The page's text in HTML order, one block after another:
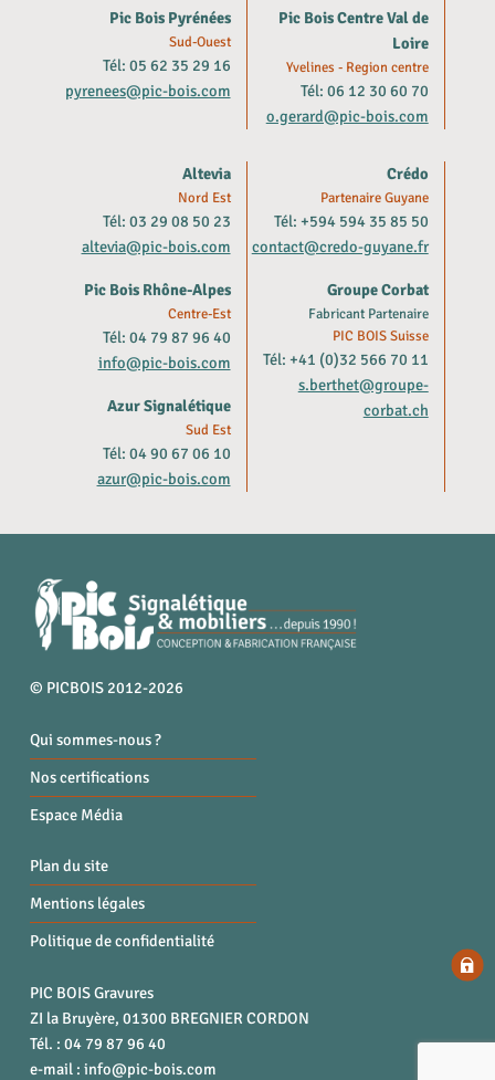
Pic Bois Pyrénées
Sud-Ouest
Tél: 05 62 35 29 16
pyrenees@pic-bois.com
Pic Bois Centre Val de
Loire
Yvelines - Region centre
Tél: 06 12 30 60 70
o.gerard@pic-bois.com
Altevia
Nord Est
Tél: 03 29 08 50 23
altevia@pic-bois.com
Pic Bois Rhône-Alpes
Centre-Est
Tél: 04 79 87 96 40
info@pic-bois.com
Azur Signalétique
Sud Est
Tél: 04 90 67 06 10
azur@pic-bois.com
Crédo
Partenaire Guyane
Tél: +594 594 35 85 50
contact@credo-guyane.fr
Groupe Corbat
Fabricant Partenaire
PIC BOIS Suisse
Tél: +41 (0)32 566 70 11
s.berthet@groupe-
corbat.ch
© PICBOIS 2012-2026
Qui sommes-nous ?
Nos certifications
Espace Média
Plan du site
Mentions légales
Politique de confidentialité
PIC BOIS Gravures
ZI la Bruyère, 01300 BREGNIER CORDON
Tél. : 04 79 87 96 40
e-mail : info@pic-bois.com